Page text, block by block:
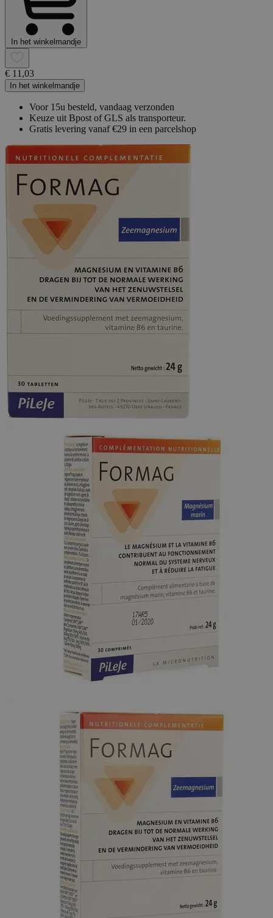
In het winkelmandje
€ 11,03
In het winkelmandje
Voor 15u besteld, vandaag verzonden
Keuze uit Bpost of GLS als transporteur.
Gratis levering vanaf €29 in een parcelshop